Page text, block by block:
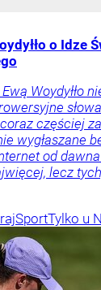
o Idze
Woydyłło
częściej
wygłaszane
od
lecz
SportTylko u